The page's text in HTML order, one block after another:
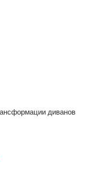
диванов